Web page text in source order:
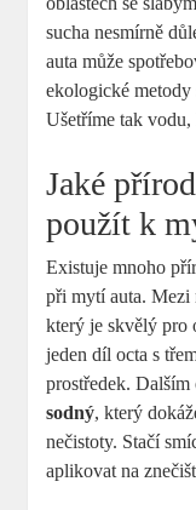
sucha nesmírně
auta může
ekologické
Ušetříme tak
Jaké
použít k
Existuje mnoho
při mytí auta.
který je skvělý pro
jeden díl octa s
prostředek.
sodný, který
nečistoty. Stačí
aplikovat na